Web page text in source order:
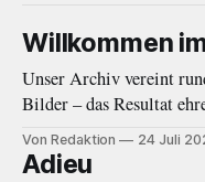
Willkommen
Unser Archiv vereint
Bilder – das Resultat
Musikjournalismus von
Von Redaktion 24 Juli
Adieu